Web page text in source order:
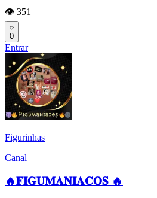
👁️ 351
0
Entrar
Figurinhas
Canal
🔥𝐅𝐈𝐆𝐔𝐌𝐀𝐍𝐈𝐀𝐂𝐎𝐒 🔥